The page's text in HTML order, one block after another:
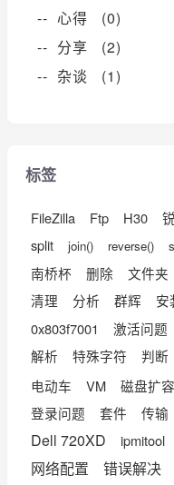
-- 心得 (0)
-- 分享 (2)
-- 杂谈 (1)
标签
FileZilla Ftp H30
split
join() reverse()
南桥杯
删除 文件夹
清理
分析 群辉 安
0x803f7001
激活问题
解析
特殊字符 判断
电动车
VM 磁盘扩容
登录问题
套件 传输
Dell 720XD ipmitool
网络配置
错误解决